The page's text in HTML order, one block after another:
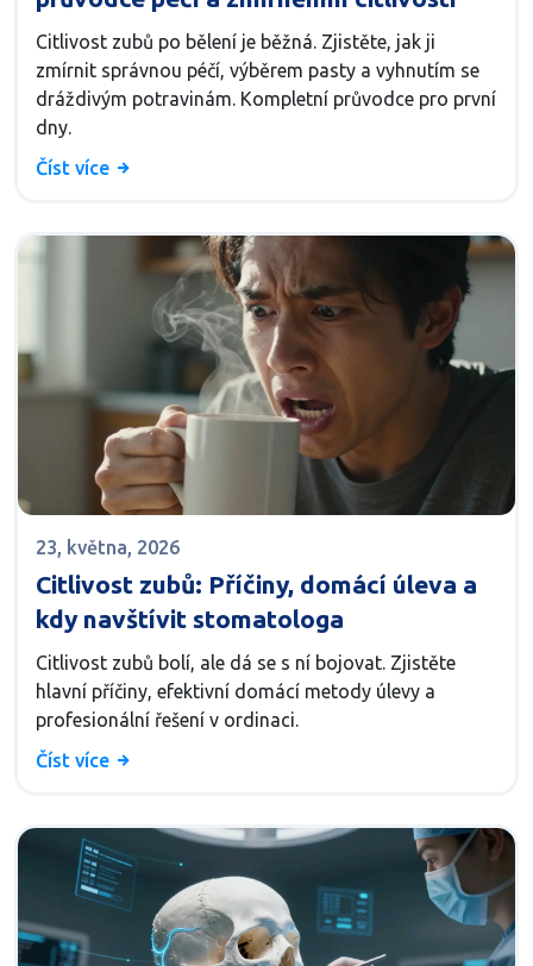
Citlivost zubů po bělení je běžná. Zjistěte, jak ji
zmírnit správnou péčí, výběrem pasty a vyhnutím se
dráždivým potravinám. Kompletní průvodce pro první
dny.
Číst více
23, května, 2026
Citlivost zubů: Příčiny, domácí úleva a
kdy navštívit stomatologa
Citlivost zubů bolí, ale dá se s ní bojovat. Zjistěte
hlavní příčiny, efektivní domácí metody úlevy a
profesionální řešení v ordinaci.
Číst více